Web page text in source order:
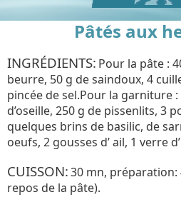
Pâtés aux
INGRÉDIENTS: Pour la pâte :
beurre, 50 g de saindoux, 4
pincée de sel.Pour la garniture :
d’oseille, 250 g de pissenlits, 3
quelques brins de basilic, de
oeufs, 2 gousses d’ ail, 1 verre
CUISSON:30 mn,
repos de la pâte).